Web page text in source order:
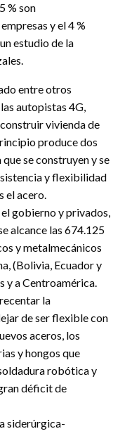
% son
y el 4 %
estudio de la
entre otros
autopistas 4G,
vivienda de
produce dos
se construyen y se
y flexibilidad
el acero.
gobierno y privados,
alcance las 674.125
y metalmecánicos
(Bolivia, Ecuador y
y a Centroamérica.
la
de ser flexible con
aceros, los
y hongos que
robótica y
déficit de
siderúrgica-